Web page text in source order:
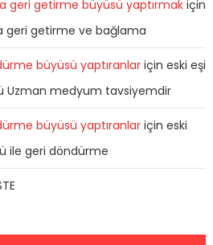
geri getirme büyüsü yaptırmakiçin
geri getirme ve bağlama
büyüsü yaptıranlariçin eski eşi
Uzman medyum tavsiyemdir
büyüsü yaptıranlariçin eski
ile geri döndürme